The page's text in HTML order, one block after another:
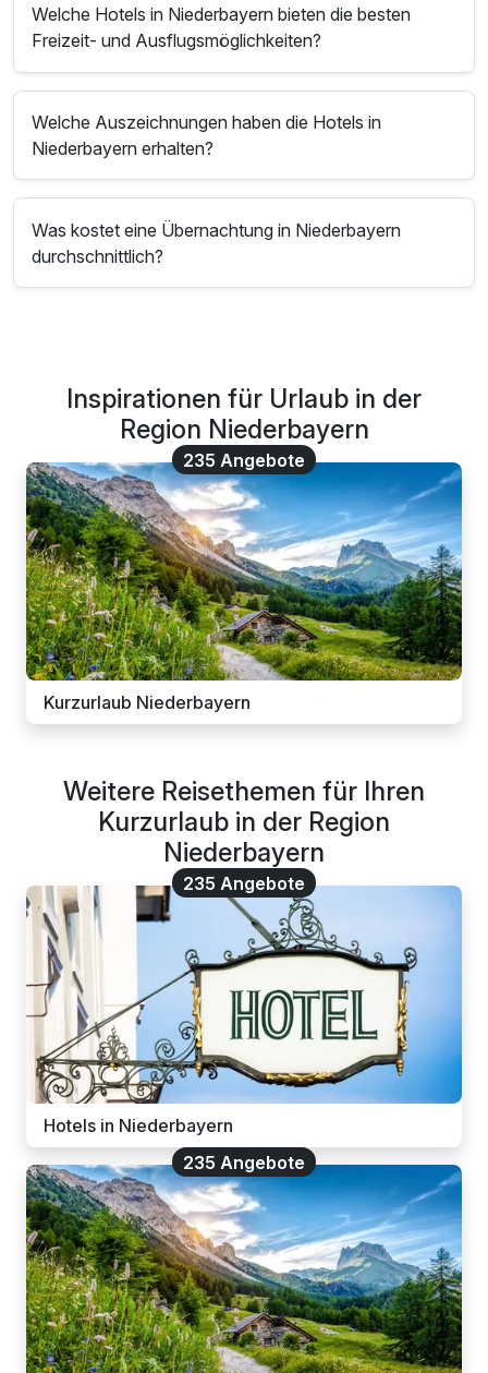
Welche Hotels in Niederbayern bieten die besten
Freizeit- und Ausflugsmöglichkeiten?
Welche Auszeichnungen haben die Hotels in
Niederbayern erhalten?
Was kostet eine Übernachtung in Niederbayern
durchschnittlich?
Inspirationen für Urlaub in der
Region Niederbayern
235 Angebote
Kurzurlaub Niederbayern
Weitere Reisethemen für Ihren
Kurzurlaub in der Region
Niederbayern
235 Angebote
Hotels in Niederbayern
235 Angebote